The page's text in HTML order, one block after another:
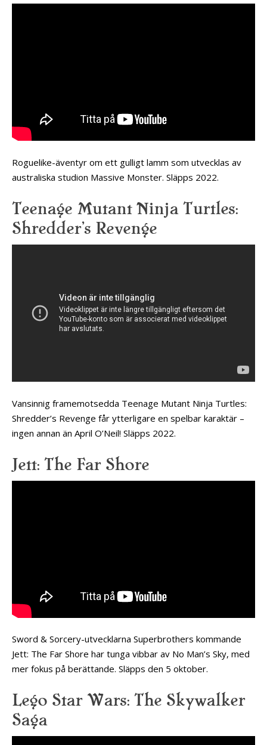
Roguelike-äventyr om ett gulligt lamm som utvecklas av
australiska studion Massive Monster. Släpps 2022.
Teenage Mutant Ninja Turtles:
Shredder’s Revenge
Vansinnig framemotsedda Teenage Mutant Ninja Turtles:
Shredder’s Revenge får ytterligare en spelbar karaktär –
ingen annan än April O’Neil! Släpps 2022.
Jett: The Far Shore
Sword & Sorcery-utvecklarna Superbrothers kommande
Jett: The Far Shore har tunga vibbar av No Man’s Sky, med
mer fokus på berättande. Släpps den 5 oktober.
Lego Star Wars: The Skywalker
Saga